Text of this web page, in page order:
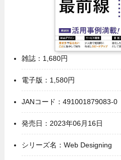
雑誌：1,680円
電子版：1,580円
JANコード：491001879083-0
発売日：2023年06月16日
シリーズ名：Web Designing